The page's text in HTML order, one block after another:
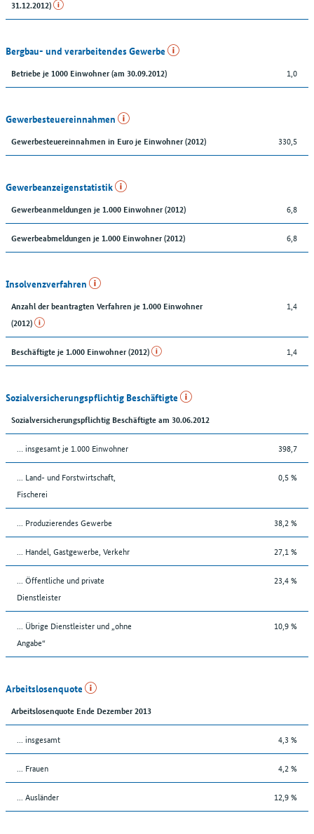
31.12.2012)
Bergbau- und verarbeitendes Gewerbe
Betriebe je 1000 Einwohner (am 30.09.2012) 1,0
Gewerbesteuereinnahmen
Gewerbesteuereinnahmen in Euro je Einwohner (2012) 330,5
Gewerbeanzeigenstatistik
Gewerbeanmeldungen je 1.000 Einwohner (2012) 6,8
Gewerbeabmeldungen je 1.000 Einwohner (2012) 6,8
Insolvenzverfahren
Anzahl der beantragten Verfahren je 1.000 Einwohner
(2012)
1,4
Beschäftigte je 1.000 Einwohner (2012) 1,4
Sozialversicherungspflichtig Beschäftigte
Sozialversicherungspflichtig Beschäftigte am 30.06.2012
… insgesamt je 1.000 Einwohner 398,7
... Land- und Forstwirtschaft,
Fischerei
0,5 %
... Produzierendes Gewerbe 38,2 %
... Handel, Gastgewerbe, Verkehr 27,1 %
... Öffentliche und private
Dienstleister
23,4 %
... Übrige Dienstleister und „ohne
Angabe“
10,9 %
Arbeitslosenquote
Arbeitslosenquote Ende Dezember 2013
... insgesamt 4,3 %
... Frauen 4,2 %
... Ausländer 12,9 %